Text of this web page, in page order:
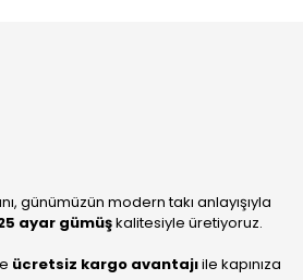
günümüzün modern takı anlayışıyla
ayar gümüşkalitesiyle üretiyoruz.
ücretsiz kargo avantajıile kapınıza